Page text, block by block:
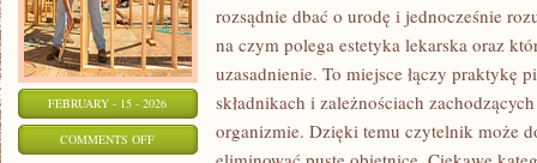
FEBRUARY - 15 - 2026
COMMENTS OFFON
rozsądnie dbać o urodę i jednocześnie
na czym polega estetyka lekarska oraz
uzasadnienie. To miejsce łączy praktykę
składnikach i zależnościach
organizmie. Dzięki temu czytelnik może